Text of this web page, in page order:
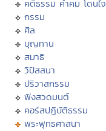
คติธรรม คำคม โดนใจ
กรรม
ศีล
บุญทาน
สมาธิ
วิปัสสนา
ปริวาสกรรม
ฟังสวดมนต์
คอร์สปฏิบัติธรรม
พระพุทธศาสนา